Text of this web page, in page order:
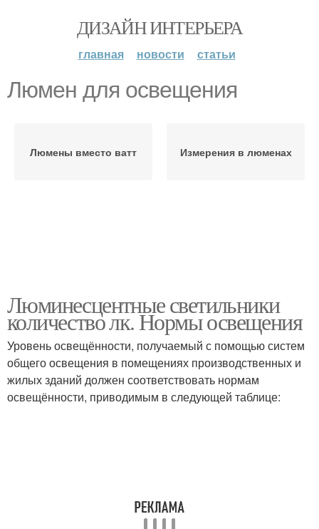
ДИЗАЙН ИНТЕРЬЕРА
главная новости статьи
Люмен для освещения
Люмены вместо ватт Измерения в люменах
Люминесцентные светильники
количество лк. Нормы освещения
Уровень освещённости, получаемый с помощью систем
общего освещения в помещениях производственных и
жилых зданий должен соответствовать нормам
освещённости, приводимым в следующей таблице: